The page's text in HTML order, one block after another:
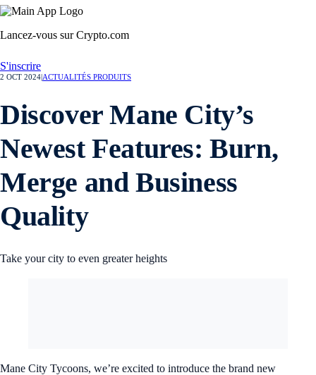
Lancez-vous sur Crypto.com
S'inscrire
2 OCT 2024 ACTUALITÉS PRODUITS
Discover Mane City’s
Newest Features: Burn,
Merge and Business
Quality
Take your city to even greater heights
Mane City Tycoons, we’re excited to introduce the brand new